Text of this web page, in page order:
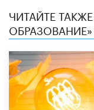
ЧИТАЙТЕ
ОБРАЗОВАНИЕ»